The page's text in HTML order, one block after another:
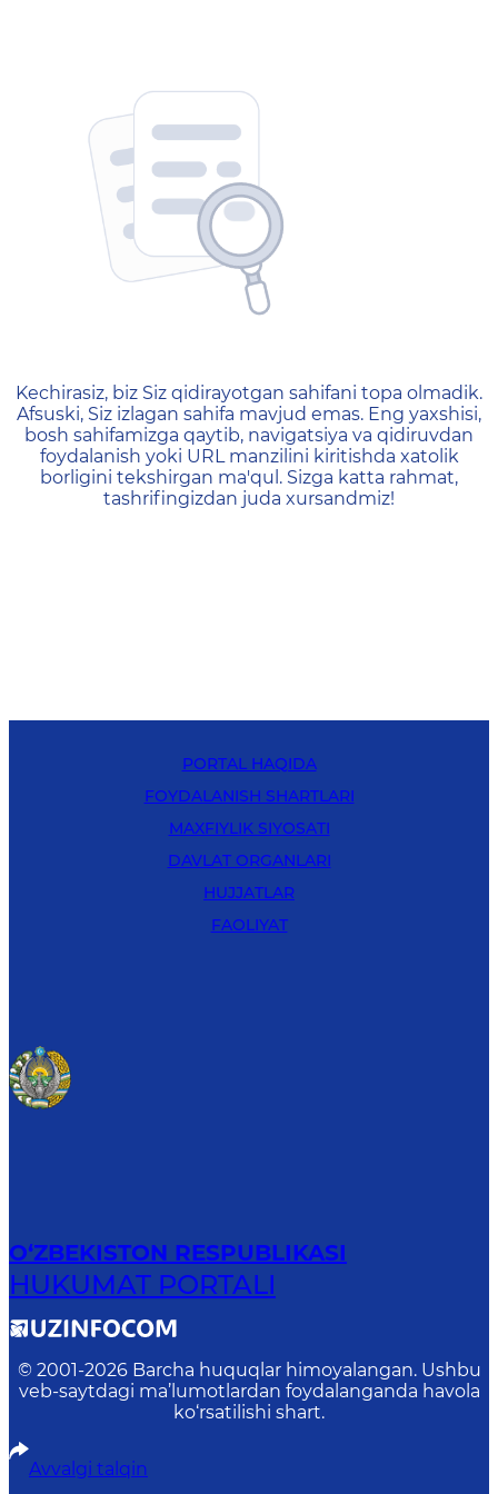
404 — Страница не
Kechirasiz, biz Siz qidirayotgan sahifani topa olmadik.
Afsuski, Siz izlagan sahifa mavjud emas. Eng yaxshisi,
bosh sahifamizga qaytib, navigatsiya va qidiruvdan
foydalanish yoki URL manzilini kiritishda xatolik
borligini tekshirgan ma'qul. Sizga katta rahmat,
tashrifingizdan juda xursandmiz!
PORTAL HAQIDA
FOYDALANISH SHARTLARI
MAXFIYLIK SIYOSATI
DAVLAT ORGANLARI
HUJJATLAR
FAOLIYAT
O‘ZBEKISTON RESPUBLIKASI
HUKUMAT PORTALI
© 2001-2026 Barcha huquqlar himoyalangan. Ushbu
veb-saytdagi ma’lumotlardan foydalanganda havola
ko‘rsatilishi shart.
Avvalgi talqin